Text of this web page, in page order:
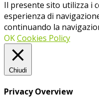
Il presente sito utilizza i
esperienza di
continuando la
OKCookies Policy
Chiudi
Privacy Overview